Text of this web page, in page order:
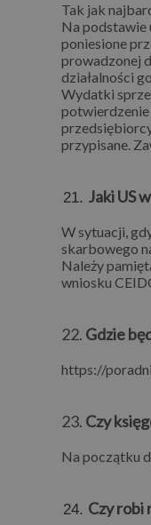
Tak jak
Na podstawie
poniesione
prowadzonej
działalności
Wydatki
potwierdzenie
przypisane.
Jaki US
W sytuacji,
skarbowego
Należy
wniosku
22. Gdzie
https://
23. Czy
Na początku
Czy robi